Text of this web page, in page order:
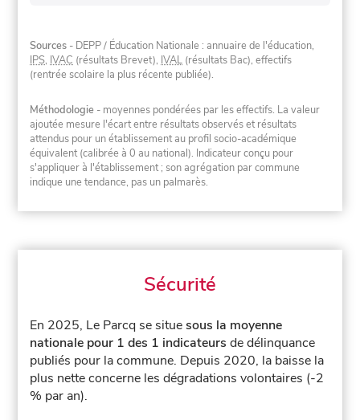
Sources - DEPP / Éducation Nationale : annuaire de l'éducation,
IPS, IVAC (résultats Brevet), IVAL (résultats Bac), effectifs
(rentrée scolaire la plus récente publiée).
Méthodologie - moyennes pondérées par les effectifs. La valeur
ajoutée mesure l'écart entre résultats observés et résultats
attendus pour un établissement au profil socio-académique
équivalent (calibrée à 0 au national). Indicateur conçu pour
s'appliquer à l'établissement ; son agrégation par commune
indique une tendance, pas un palmarès.
Sécurité
En 2025, Le Parcq se situesous la moyenne
nationale pour 1 des 1 indicateurs de délinquance
publiés pour la commune. Depuis 2020, la baisse la
plus nette concerne les dégradations volontaires (-2
% par an).